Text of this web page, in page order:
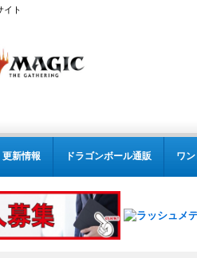
イト
更新情報 ドラゴンボール通販 ワ